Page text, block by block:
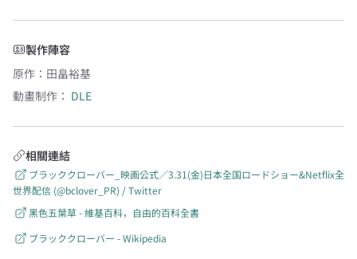
製作陣容
原作 ： 田畠裕基
動畫制作： DLE
相關連結
ブラッククローバー_映画公式／3.31(金)日本全国ロードショー&Netflix全
世界配信 (@bclover_PR) / Twitter
黑色五葉草 - 維基百科，自由的百科全書
ブラッククローバー - Wikipedia